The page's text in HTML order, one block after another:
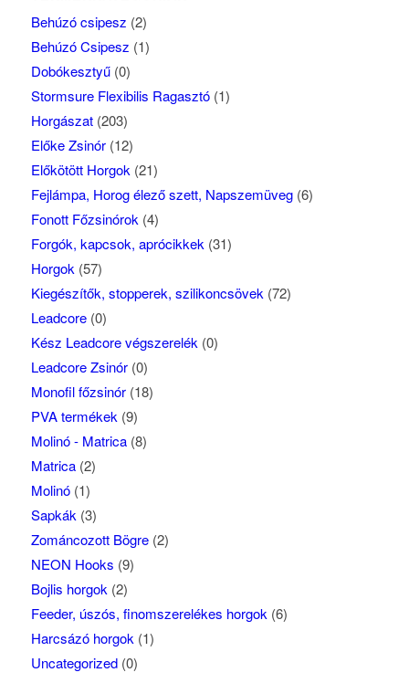
Behúzó csipesz (2)
Behúzó Csipesz (1)
Dobókesztyű (0)
Stormsure Flexibilis Ragasztó (1)
Horgászat (203)
Előke Zsinór (12)
Előkötött Horgok (21)
Fejlámpa, Horog élező szett, Napszemüveg (6)
Fonott Főzsinórok (4)
Forgók, kapcsok, aprócikkek (31)
Horgok (57)
Kiegészítők, stopperek, szilikoncsövek (72)
Leadcore (0)
Kész Leadcore végszerelék (0)
Leadcore Zsinór (0)
Monofil főzsinór (18)
PVA termékek (9)
Molinó - Matrica (8)
Matrica (2)
Molinó (1)
Sapkák (3)
Zománcozott Bögre (2)
NEON Hooks (9)
Bojlis horgok (2)
Feeder, úszós, finomszerelékes horgok (6)
Harcsázó horgok (1)
Uncategorized (0)